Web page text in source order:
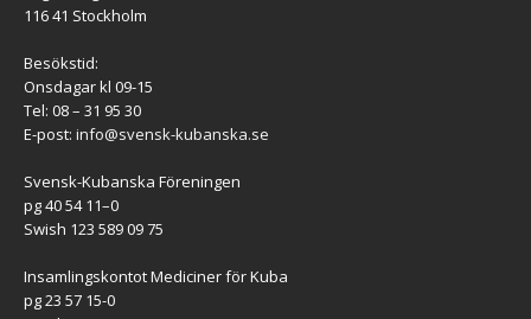
116 41 Stockholm
Besökstid:
Onsdagar kl 09-15
Tel: 08 – 31 95 30
E-post: info@svensk-kubanska.se
Svensk-Kubanska Föreningen
pg 40 54 11–0
Swish 123 589 09 75
Insamlingskontot Mediciner för Kuba
pg 23 57 15-0